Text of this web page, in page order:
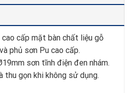
cao cấp mặt bàn chất liệu gỗ
phủ sơn Pu cao cấp.
sơn tĩnh điện đen nhám.
thu gọn khi không sử dụng.